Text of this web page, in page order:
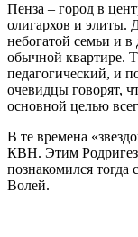
Пенза – город в
олигархов и элиты.
небогатой семьи и
обычной квартире.
педагогический, и
очевидцы говорят,
основной целью
В те времена
КВН. Этим Родригез
познакомился
Волей.